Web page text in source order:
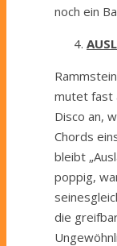
noch ein
mutet fast
Disco an,
Chords
bleibt
poppig,
die